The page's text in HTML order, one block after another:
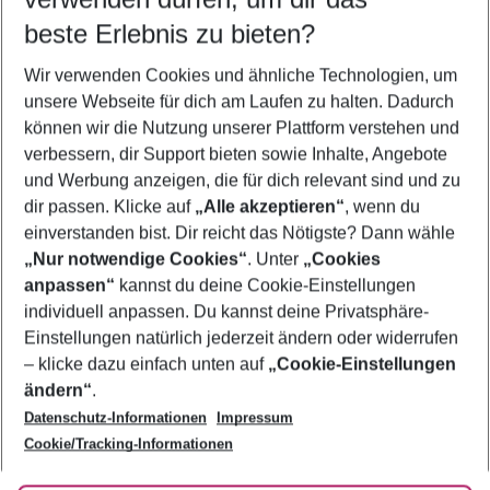
5-8 Nächte
2 Erwachsene Keine Kinder
Mehr Filter anzeigen
Footer
Footer navigation
Über uns
AGB
Bestpreisgarantie
Cookie-Einstellungen ändern
Cookie-Richtlinie
Agenturbetreuung
Barrierefreies Reisen
Folge uns
beste Erlebnis zu bieten?
Wir verwenden Cookies und ähnliche Technologien, um
unsere Webseite für dich am Laufen zu halten. Dadurch
können wir die Nutzung unserer Plattform verstehen und
verbessern, dir Support bieten sowie Inhalte, Angebote
und Werbung anzeigen, die für dich relevant sind und zu
dir passen. Klicke auf „Alle akzeptieren“, wenn du
einverstanden bist. Dir reicht das Nötigste? Dann wähle
„Nur notwendige Cookies“. Unter „Cookies
anpassen“ kannst du deine Cookie-Einstellungen
individuell anpassen. Du kannst deine Privatsphäre-
Einstellungen natürlich jederzeit ändern oder widerrufen
– klicke dazu einfach unten auf „Cookie-Einstellungen
ändern“.
Datenschutz-Informationen
Impressum
Cookie/Tracking-Informationen